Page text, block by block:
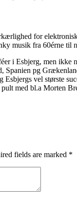
for
musik fra 60érne til
i Esbjerg, men ikke
Spanien pg
vel største
med bl.a Morten
fields are marked *